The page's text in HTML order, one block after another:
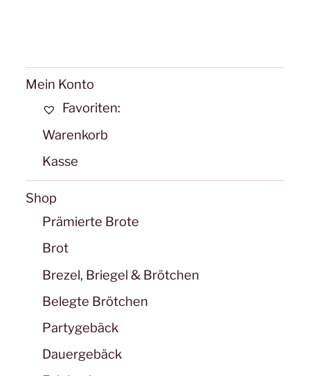
Mein Konto
Favoriten:
Warenkorb
Kasse
Shop
Prämierte Brote
Brot
Brezel, Briegel & Brötchen
Belegte Brötchen
Partygebäck
Dauergebäck